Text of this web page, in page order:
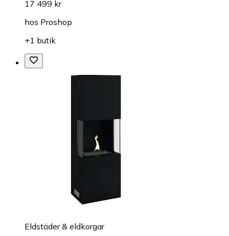
17 499 kr
hos Proshop
+1 butik
Eldstäder & eldkorgar